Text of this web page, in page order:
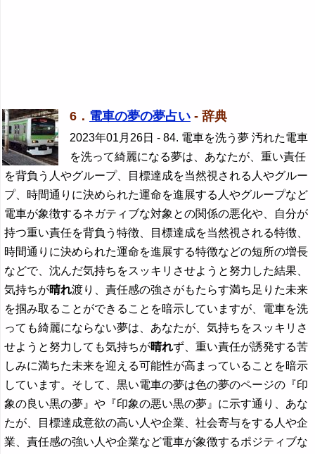
6． 電車の夢の夢占い - 辞典
2023年01月26日 - 84. 電車を洗う夢 汚れた電車
を洗って綺麗になる夢は、あなたが、重い責任
を背負う人やグループ、目標達成を当然視される人やグルー
プ、時間通りに決められた運命を進展する人やグループなど
電車が象徴するネガティブな対象との関係の悪化や、自分が
持つ重い責任を背負う特徴、目標達成を当然視される特徴、
時間通りに決められた運命を進展する特徴などの短所の増長
などで、沈んだ気持ちをスッキリさせようと努力した結果、
気持ちが晴れ渡り、責任感の強さがもたらす満ち足りた未来
を掴み取ることができることを暗示していますが、電車を洗
っても綺麗にならない夢は、あなたが、気持ちをスッキリさ
せようと努力しても気持ちが晴れず、重い責任が誘発する苦
しみに満ちた未来を迎える可能性が高まっていることを暗示
しています。そして、黒い電車の夢は色の夢のページの『印
象の良い黒の夢』や『印象の悪い黒の夢』に示す通り、あな
たが、目標達成意欲の高い人や企業、社会寄与をする人や企
業、責任感の強い人や企業など電車が象徴するポジティブな